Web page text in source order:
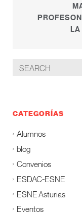
LA
CATEGORÍAS
Alumnos
blog
Convenios
ESDAC-ESNE
ESNE Asturias
Eventos